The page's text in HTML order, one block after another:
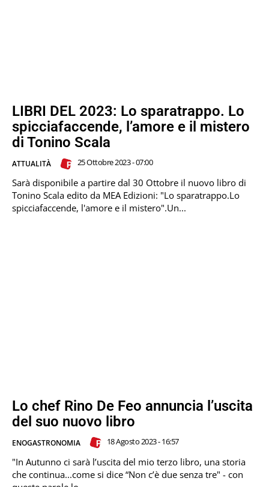
LIBRI DEL 2023: Lo sparatrappo. Lo
spicciafaccende, l’amore e il mistero
di Tonino Scala
ATTUALITÀ 25 Ottobre 2023 - 07:00
Sarà disponibile a partire dal 30 Ottobre il nuovo libro di
Tonino Scala edito da MEA Edizioni: "Lo sparatrappo.Lo
spicciafaccende, l'amore e il mistero".Un...
Lo chef Rino De Feo annuncia l’uscita
del suo nuovo libro
ENOGASTRONOMIA 18 Agosto 2023 - 16:57
"In Autunno ci sarà l’uscita del mio terzo libro, una storia
che continua...come si dice “Non c’è due senza tre" - con